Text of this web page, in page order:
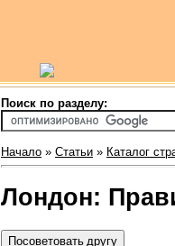
Поиск по разделу:
Начало » Статьи » Каталог
Лондон: